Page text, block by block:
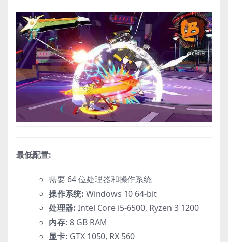
最低配置:
需要 64 位处理器和操作系统
操作系统: Windows 10 64-bit
处理器: Intel Core i5-6500, Ryzen 3 1200
内存: 8 GB RAM
显卡: GTX 1050, RX 560